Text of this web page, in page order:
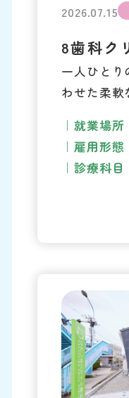
2026.07.15
8歯科ク
一人ひとり
わせた柔軟
就業場所
雇用形態
診療科目